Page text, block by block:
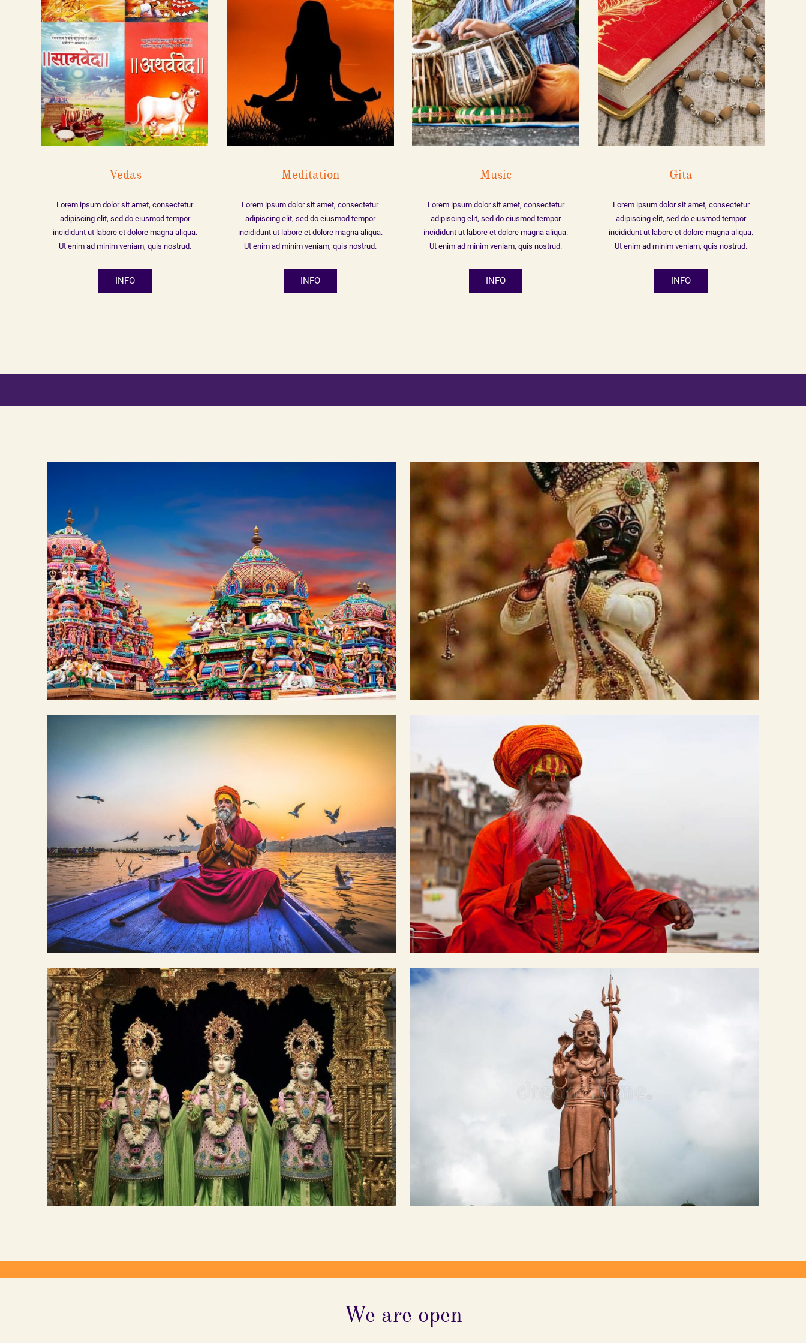
enim ad minim veniam, quis nostrud
exercitation ullamco laboris nisi ut aliquip ex ea
commodo consequat. Duis aute irure.
Vedas
Lorem ipsum dolor sit amet, consectetur
adipiscing elit, sed do eiusmod tempor
incididunt ut labore et dolore magna aliqua.
Ut enim ad minim veniam, quis nostrud.
INFO
Meditation
Lorem ipsum dolor sit amet, consectetur
adipiscing elit, sed do eiusmod tempor
incididunt ut labore et dolore magna aliqua.
Ut enim ad minim veniam, quis nostrud.
INFO
Music
Lorem ipsum dolor sit amet, consectetur
adipiscing elit, sed do eiusmod tempor
incididunt ut labore et dolore magna aliqua.
Ut enim ad minim veniam, quis nostrud.
INFO
Gita
Lorem ipsum dolor sit amet, consectetur
adipiscing elit, sed do eiusmod tempor
incididunt ut labore et dolore magna aliqua.
Ut enim ad minim veniam, quis nostrud.
INFO
Mission
Lorem ipsum dolor sit amet, consectetur adipiscing elit, sed do eiusmod tempor incididunt ut labore et
dolore magna aliqua. Ut enim ad minim veniam, quis nostrud exercitation ullamco laboris nisi ut aliquip ex
ea commodo consequat. Duis aute irure dolor in reprehenderit in voluptate velit esse cillum dolore eu
fugiat nulla pariatur.
"Lorem ipsum dolor sit amet, consectetur adipiscing elit, sed do eiusmod tempor incididunt ut labore et
dolore magna aliqua. Ut enim ad minim veniam, quis nostrud exercitation ullamco laboris nisi ut aliquip ex
ea commodo consequat. Duis aute irure dolor in reprehenderit in voluptate velit esse cillum dolore eu
fugiat nulla pariatur. Excepteur sint occaecat cupidatat non proident, sunt in culpa qui officia.
Learn More
We are open